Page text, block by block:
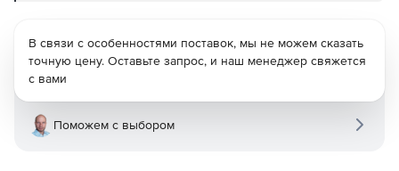
В связи с особенностями поставок, мы не можем сказать
точную цену. Оставьте запрос, и наш менеджер свяжется
с вами
Поможем с выбором